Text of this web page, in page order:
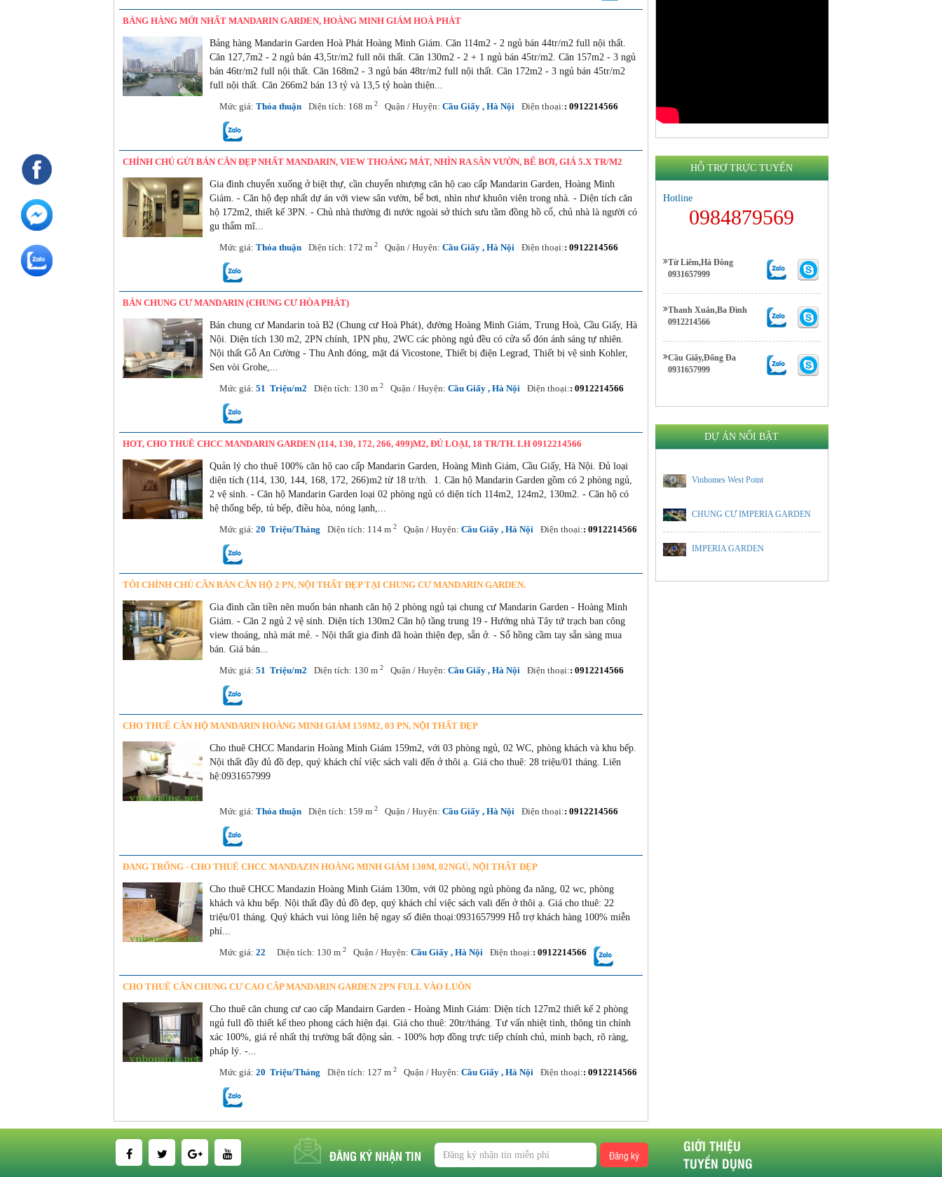
BẢNG HÀNG MỚI NHẤT MANDARIN GARDEN, HOÀNG MINH GIÁM HOÀ PHÁT
Bảng hàng Mandarin Garden Hoà Phát Hoàng Minh Giám. Căn 114m2 - 2 ngủ bán 44tr/m2 full nội thất.
Căn 127,7m2 - 2 ngủ bán 43,5tr/m2 full nôi thất. Căn 130m2 - 2 + 1 ngủ bán 45tr/m2. Căn 157m2 - 3 ngủ
bán 46tr/m2 full nội thất. Căn 168m2 - 3 ngủ bán 48tr/m2 full nội thất. Căn 172m2 - 3 ngủ bán 45tr/m2
full nội thất. Căn 266m2 bán 13 tỷ và 13,5 tỷ hoàn thiện...
Mức giá: Thỏa thuận Diện tích: 168 m 2 Quận / Huyện: Cầu Giấy , Hà Nội Điện thoại:: 0912214566
03/06/2022
CHÍNH CHỦ GỬI BÁN CĂN ĐẸP NHẤT MANDARIN, VIEW THOÁNG MÁT, NHÌN RA SÂN VƯỜN, BỂ BƠI, GIÁ 5.X TR/M2
Gia đình chuyển xuống ở biệt thự, cần chuyển nhượng căn hộ cao cấp Mandarin Garden, Hoàng Minh
Giám. - Căn hộ đẹp nhất dự án với view sân vườn, bể bơi, nhìn như khuôn viên trong nhà. - Diện tích căn
hộ 172m2, thiết kế 3PN. - Chủ nhà thường đi nước ngoài sở thích sưu tầm đồng hồ cổ, chủ nhà là người có
gu thẩm mĩ...
Mức giá: Thỏa thuận Diện tích: 172 m 2 Quận / Huyện: Cầu Giấy , Hà Nội Điện thoại:: 0912214566
03/06/2022
BÁN CHUNG CƯ MANDARIN (CHUNG CƯ HÒA PHÁT)
Bán chung cư Mandarin toà B2 (Chung cư Hoà Phát), đường Hoàng Minh Giám, Trung Hoà, Cầu Giấy, Hà
Nội. Diện tích 130 m2, 2PN chính, 1PN phụ, 2WC các phòng ngủ đều có cửa sổ đón ánh sáng tự nhiên.
Nội thất Gỗ An Cường - Thu Anh đóng, mặt đá Vicostone, Thiết bị điện Legrad, Thiết bị vệ sinh Kohler,
Sen vòi Grohe,...
Mức giá: 51 Triệu/m2 Diện tích: 130 m 2 Quận / Huyện: Cầu Giấy , Hà Nội Điện thoại:: 0912214566
03/06/2022
HOT, CHO THUÊ CHCC MANDARIN GARDEN (114, 130, 172, 266, 499)M2, ĐỦ LOẠI, 18 TR/TH. LH 0912214566
Quản lý cho thuê 100% căn hộ cao cấp Mandarin Garden, Hoàng Minh Giám, Cầu Giấy, Hà Nội. Đủ loại
diện tích (114, 130, 144, 168, 172, 266)m2 từ 18 tr/th. 1. Căn hộ Mandarin Garden gồm có 2 phòng ngủ,
2 vệ sinh. - Căn hộ Mandarin Garden loại 02 phòng ngủ có diện tích 114m2, 124m2, 130m2. - Căn hộ có
hệ thống bếp, tủ bếp, điều hòa, nóng lạnh,...
Mức giá: 20 Triệu/Tháng Diện tích: 114 m 2 Quận / Huyện: Cầu Giấy , Hà Nội Điện thoại:: 0912214566
28/07/2018
TÔI CHÍNH CHỦ CẦN BÁN CĂN HỘ 2 PN, NỘI THẤT ĐẸP TẠI CHUNG CƯ MANDARIN GARDEN.
Gia đình cần tiền nên muốn bán nhanh căn hộ 2 phòng ngủ tại chung cư Mandarin Garden - Hoàng Minh
Giám. - Căn 2 ngủ 2 vệ sinh. Diện tích 130m2 Căn hộ tầng trung 19 - Hướng nhà Tây tứ trạch ban công
view thoáng, nhà mát mẻ. - Nội thất gia đình đã hoàn thiện đẹp, sẵn ở. - Sổ hồng cầm tay sẵn sàng mua
bán. Giá bán...
Mức giá: 51 Triệu/m2 Diện tích: 130 m 2 Quận / Huyện: Cầu Giấy , Hà Nội Điện thoại:: 0912214566
07/06/2022
CHO THUÊ CĂN HỘ MANDARIN HOÀNG MINH GIÁM 159M2, 03 PN, NỘI THẤT ĐẸP
Cho thuê CHCC Mandarin Hoàng Minh Giám 159m2, với 03 phòng ngủ, 02 WC, phòng khách và khu bếp.
Nội thất đầy đủ đồ đẹp, quý khách chỉ việc sách vali đến ở thôi ạ. Giá cho thuê: 28 triệu/01 tháng. Liên
hệ:0931657999
Mức giá: Thỏa thuận Diện tích: 159 m 2 Quận / Huyện: Cầu Giấy , Hà Nội Điện thoại:: 0912214566
07/06/2022
ĐANG TRỐNG - CHO THUÊ CHCC MANDAZIN HOÀNG MINH GIÁM 130M, 02NGỦ, NỘI THẤT ĐẸP
Cho thuê CHCC Mandazin Hoàng Minh Giám 130m, với 02 phòng ngủ phòng đa năng, 02 wc, phòng
khách và khu bếp. Nội thất đầy đủ đồ đẹp, quý khách chỉ việc sách vali đến ở thôi ạ. Giá cho thuê: 22
triệu/01 tháng. Quý khách vui lòng liên hệ ngay số điên thoại:0931657999 Hỗ trợ khách hàng 100% miễn
phí...
Mức giá: 22 Diện tích: 130 m 2 Quận / Huyện: Cầu Giấy , Hà Nội Điện thoại:: 0912214566
07/06/2022
CHO THUÊ CĂN CHUNG CƯ CAO CẤP MANDARIN GARDEN 2PN FULL VÀO LUÔN
Cho thuê căn chung cư cao cấp Mandairn Garden - Hoàng Minh Giám: Diện tích 127m2 thiết kế 2 phòng
ngủ full đồ thiết kế theo phong cách hiện đại. Giá cho thuê: 20tr/tháng. Tư vấn nhiệt tình, thông tin chính
xác 100%, giá rẻ nhất thị trường bất động sản. - 100% hợp đồng trực tiếp chính chủ, minh bạch, rõ ràng,
pháp lý. -...
Mức giá: 20 Triệu/Tháng Diện tích: 127 m 2 Quận / Huyện: Cầu Giấy , Hà Nội Điện thoại:: 0912214566
07/06/2022
HỖ TRỢ TRỰC TUYẾN
Hotline
0984879569
Từ Liêm,Hà Đông
0931657999
Thanh Xuân,Ba Đình
0912214566
Cầu Giấy,Đống Đa
0931657999
DỰ ÁN NỔI BẬT
Vinhomes West Point
CHUNG CƯ IMPERIA GARDEN
IMPERIA GARDEN
ĐĂNG KÝ NHẬN TIN Đăng ký
GIỚI THIỆU
TUYỂN DỤNG